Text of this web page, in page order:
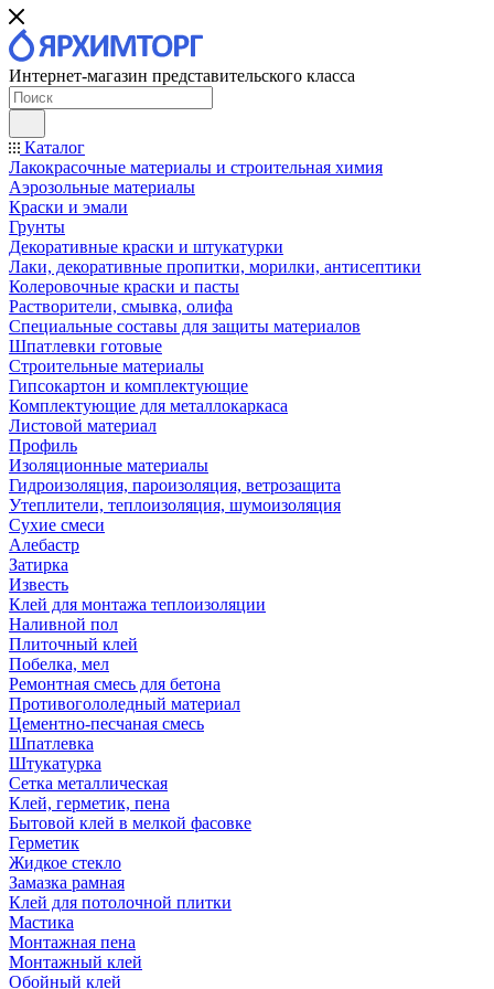
Интернет-магазин представительского класса
Каталог
Лакокрасочные материалы и строительная химия
Аэрозольные материалы
Краски и эмали
Грунты
Декоративные краски и штукатурки
Лаки, декоративные пропитки, морилки, антисептики
Колеровочные краски и пасты
Растворители, смывка, олифа
Специальные составы для защиты материалов
Шпатлевки готовые
Строительные материалы
Гипсокартон и комплектующие
Комплектующие для металлокаркаса
Листовой материал
Профиль
Изоляционные материалы
Гидроизоляция, пароизоляция, ветрозащита
Утеплители, теплоизоляция, шумоизоляция
Сухие смеси
Алебастр
Затирка
Известь
Клей для монтажа теплоизоляции
Наливной пол
Плиточный клей
Побелка, мел
Ремонтная смесь для бетона
Противогололедный материал
Цементно-песчаная смесь
Шпатлевка
Штукатурка
Сетка металлическая
Клей, герметик, пена
Бытовой клей в мелкой фасовке
Герметик
Жидкое стекло
Замазка рамная
Клей для потолочной плитки
Мастика
Монтажная пена
Монтажный клей
Обойный клей